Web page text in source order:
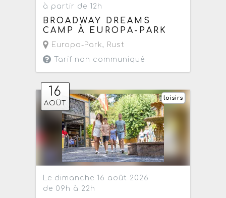
à partir de 12h
BROADWAY DREAMS
CAMP À EUROPA-PARK
Europa-Park, Rust
Tarif non communiqué
16
AOÛT
loisirs
Le dimanche 16 août 2026
de 09h à 22h